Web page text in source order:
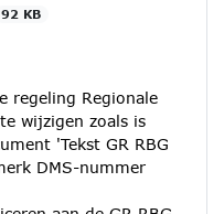
92 KB
regeling Regionale
wijzigen zoals is
'Tekst GR RBG
DMS-nummer